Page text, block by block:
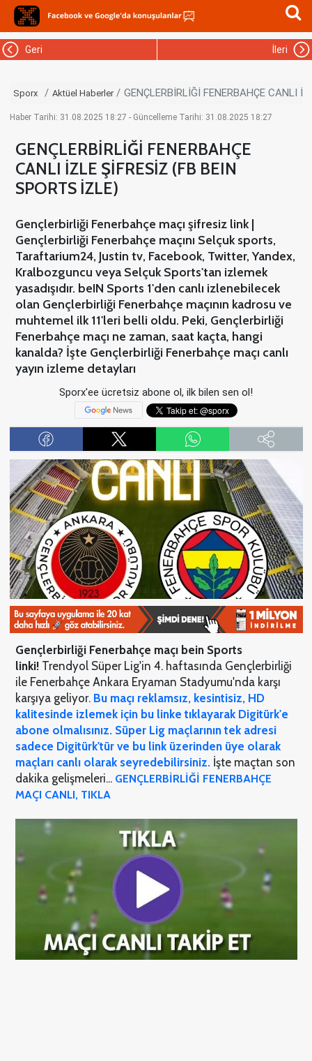
Geri İleri
Sporx Aktüel Haberler GENÇLERBİRLİĞİ FENERBAHÇE CANLI
Haber Tarihi: 31.08.2025 18:27 - Güncelleme Tarihi: 31.08.2025 18:27
GENÇLERBİRLİĞİ FENERBAHÇE
CANLI İZLE ŞİFRESİZ (FB BEIN
SPORTS İZLE)
Gençlerbirliği Fenerbahçe maçı şifresiz link |
Gençlerbirliği Fenerbahçe maçını Selçuk sports,
Taraftarium24, Justin tv, Facebook, Twitter, Yandex,
Kralbozguncu veya Selçuk Sports'tan izlemek
yasadışıdır. beIN Sports 1'den canlı izlenebilecek
olan Gençlerbirliği Fenerbahçe maçının kadrosu ve
muhtemel ilk 11'leri belli oldu. Peki, Gençlerbirliği
Fenerbahçe maçı ne zaman, saat kaçta, hangi
kanalda? İşte Gençlerbirliği Fenerbahçe maçı canlı
yayın izleme detayları
Sporx'ee ücretsiz abone ol, ilk bilen sen ol!
Gençlerbirliği Fenerbahçe maçı bein Sports
linki! Trendyol Süper Lig'in 4. haftasında Gençlerbirliği
ile Fenerbahçe Ankara Eryaman Stadyumu'nda karşı
karşıya geliyor. Bu maçı reklamsız, kesintisiz, HD
kalitesinde izlemek için bu linke tıklayarak Digitürk'e
abone olmalısınız. Süper Lig maçlarının tek adresi
sadece Digitürk'tür ve bu link üzerinden üye olarak
maçları canlı olarak seyredebilirsiniz.İşte maçtan son
dakika gelişmeleri... GENÇLERBİRLİĞİ FENERBAHÇE
MAÇI CANLI, TIKLA